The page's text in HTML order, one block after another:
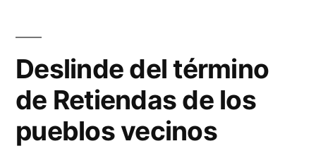
los
pueblos
vecinos
II
Deslinde del término
de Retiendas de los
pueblos vecinos